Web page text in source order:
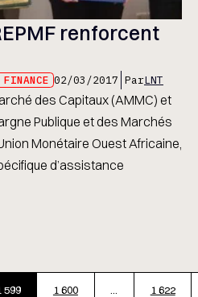
renforcent
02/03/2017 ParLNT
des Capitaux (AMMC) et
Publique et des Marchés
Monétaire Ouest Africaine,
d’assistance
599 1 600 1 622